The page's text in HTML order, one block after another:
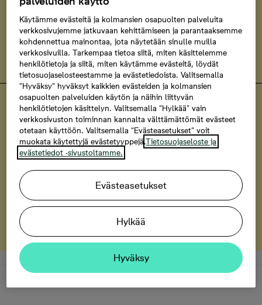
Tutustu Bonava-turvaan
Helsingin Renata
Uniikkeja kaksikerroksisia koteja
Tutustu Renatan kaksikerroksisiin koteihin
Helsingin Renata
Haaveena merinäköala?
Kodit, joissa merinäköala
Käytämme evästeitä ja kolmansien osapuolten palveluita
verkkosivujemme jatkuvaan kehittämiseen ja parantaaksemme
kohdennettua mainontaa, jota näytetään sinulle muilla
verkkosivuilla. Tarkempaa tietoa siitä, miten käsittelemme
henkilötietoja ja siitä, miten käytämme evästeitä, löydät
tietosuojaselosteestamme ja evästetiedoista. Valitsemalla
“Hyväksy” hyväksyt kaikkien evästeiden ja kolmansien
osapuolten palveluiden käytön ja näihin liittyvän
henkilötietojen käsittelyn. Valitsemalla “Hylkää” vain
verkkosivuston toiminnan kannalta välttämättömät evästeet
otetaan käyttöön. Valitsemalla “Evästeasetukset” voit
muokata käytettyjä evästetyyppejä.Tietosuojaseloste ja
evästetiedot -sivustoltamme.
Evästeasetukset
Hylkää
Hyväksy